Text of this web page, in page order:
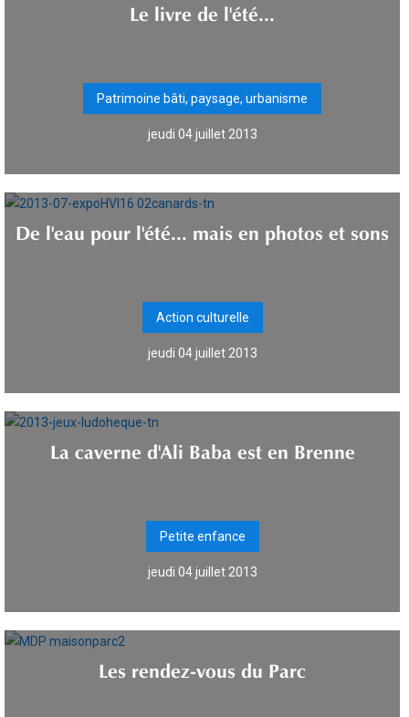
Le livre de l'été...
Patrimoine bâti, paysage, urbanisme
jeudi 04 juillet 2013
De l'eau pour l'été... mais en photos et sons
Action culturelle
jeudi 04 juillet 2013
La caverne d'Ali Baba est en Brenne
Petite enfance
jeudi 04 juillet 2013
Les rendez-vous du Parc